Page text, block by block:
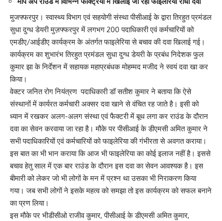
मुजफ्फरपुर। स्वास्थ्य विभाग एवं सहयोगी संस्था पीसीआई के द्वारा तिरहुत प्रमंडल
सुधा दुग्ध डेयरी मुज़फ्फरपुर में लगभग 200 पदाधिकारी एवं कर्मचारियों को
एमडीए/आईडीए कार्यक्रम के अंतर्गत फाइलेरिया से बचाव की दवा खिलाई गई।
कार्यक्रम का शुभारंभ तिरहुत प्रमंडल सुधा दुग्ध डेयरी के प्रबंध निदेशक फुल
कुमार झा के निर्देशन में सहायक महाप्रबंधक मोहम्मद मजीद ने स्वयं दवा खा कर
किया।
वेक्टर जनित रोग नियंत्रण पदाधिकारी डॉ सतीश कुमार ने बताया कि ऐसे
संस्थानों में कार्यरत कर्मचारी अक्सर दवा खाने से वंचित रह जाते है। इसी को
ध्यान में रखकर अलग-अलग संस्था एवं फैक्टरी में बूथ लगा कर राउंड के दौरान
दवा का सेवन करवाया जा रहा है। मौके पर पीसीआई के डीएमसी अमित कुमार ने
सभी पदाधिकारियों एवं कर्मचारियों को फाइलेरिया की गंभीरता से अवगत कराया।
इस बात का भी भान कराया कि आज भी फाइलेरिया का कोई इलाज नहीं है। इससे
बचाव हेतु साल में एक बार राउंड के दौरान इस दवा का सेवन आवश्यक है। इस
बीमारी को लेकर जो भी लोगों के मन में प्रश्न था उसका भी निराकरण किया
गया। जब सभी लोगों ने इसके महत्व को समझा तो इस कार्यक्रम को सफल बनाने
का प्रण लिया।
इस मौके पर भीडीसीओ राजीव कुमार, पीसीआई के डीएमसी अमित कुमार,